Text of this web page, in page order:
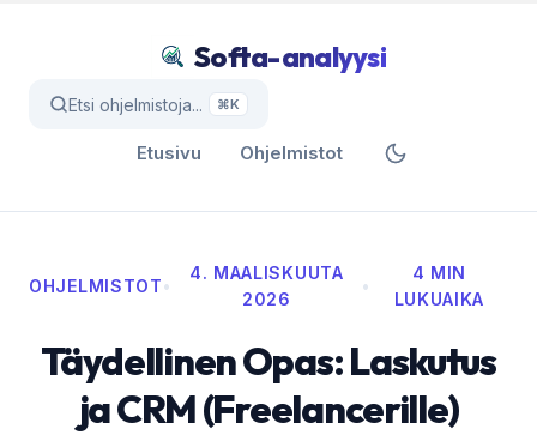
Softa-analyysi
Etsi ohjelmistoja... ⌘K
Etusivu Ohjelmistot
OHJELMISTOT•
4. MAALISKUUTA
2026
•
4 MIN
LUKUAIKA
Täydellinen Opas: Laskutus
ja CRM (Freelancerille)